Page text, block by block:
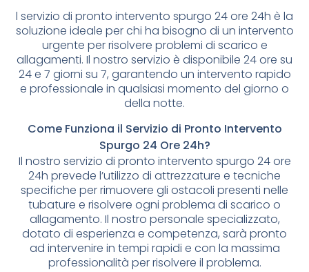
l servizio di pronto intervento spurgo 24 ore 24h è la
soluzione ideale per chi ha bisogno di un intervento
urgente per risolvere problemi di scarico e
allagamenti. Il nostro servizio è disponibile 24 ore su
24 e 7 giorni su 7, garantendo un intervento rapido
e professionale in qualsiasi momento del giorno o
della notte.
Come Funziona il Servizio di Pronto Intervento
Spurgo 24 Ore 24h?
Il nostro servizio di pronto intervento spurgo 24 ore
24h prevede l’utilizzo di attrezzature e tecniche
specifiche per rimuovere gli ostacoli presenti nelle
tubature e risolvere ogni problema di scarico o
allagamento. Il nostro personale specializzato,
dotato di esperienza e competenza, sarà pronto
ad intervenire in tempi rapidi e con la massima
professionalità per risolvere il problema.